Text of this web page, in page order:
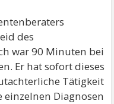
des
war 90 Minuten bei
Er hat sofort dieses
Tätigkeit
Diagnosen